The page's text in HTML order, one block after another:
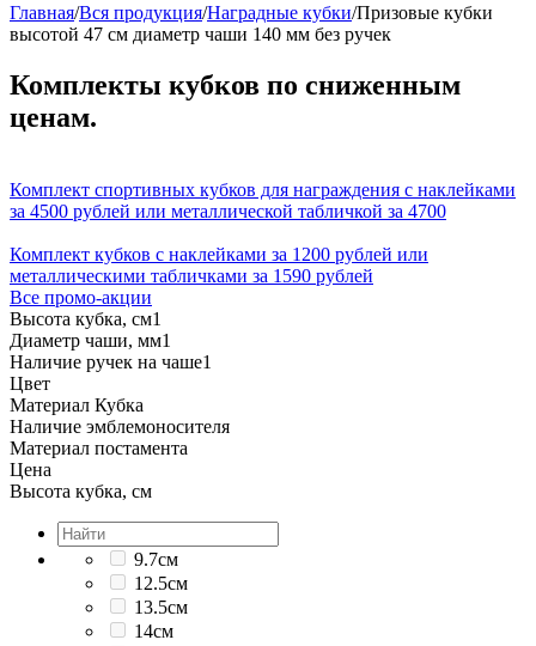
Главная/Вся продукция/Наградные кубки/Призовые кубки
высотой 47 см диаметр чаши 140 мм без ручек
Комплекты кубков по сниженным
ценам.
Комплект спортивных кубков для награждения с наклейками
за 4500 рублей или металлической табличкой за 4700
Комплект кубков с наклейками за 1200 рублей или
металлическими табличками за 1590 рублей
Все промо-акции
Высота кубка, см1
Диаметр чаши, мм1
Наличие ручек на чаше1
Цвет
Материал Кубка
Наличие эмблемоносителя
Материал постамента
Цена
Высота кубка, см
9.7см
12.5см
13.5см
14см